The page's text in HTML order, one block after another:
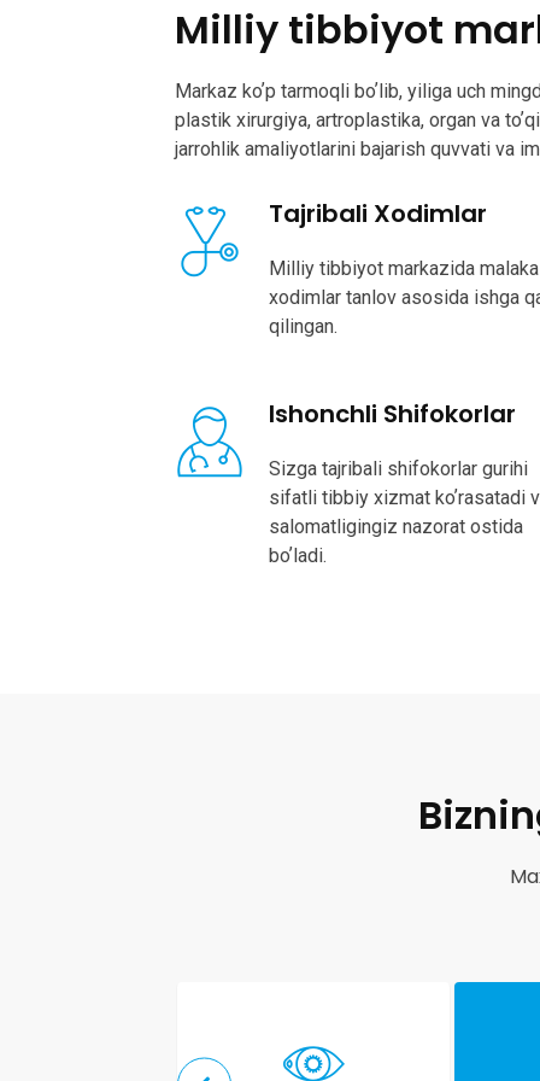
Milliy tibbiyot
Markaz koʼp tarmoqli boʼlib, yiliga uch
plastik xirurgiya, artroplastika, organ va
jarrohlik amaliyotlarini bajarish quvvati va
Tajribali Xodimlar
Milliy tibbiyot markazida
xodimlar tanlov asosida ishga
qilingan.
Ishonchli Shifokorlar
Sizga tajribali shifokorlar gurihi
sifatli tibbiy xizmat koʼrasatadi
salomatligingiz nazorat ostida
boʼladi.